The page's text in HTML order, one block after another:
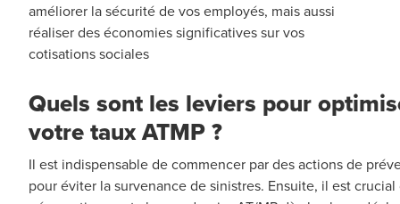
améliorer la sécurité de vos employés, mais aussi
réaliser des économies significatives sur vos
cotisations sociales
Quels sont les leviers pour
votre taux ATMP ?
Il est indispensable de commencer par des actions de
pour éviter la survenance de sinistres. Ensuite, il est crucial